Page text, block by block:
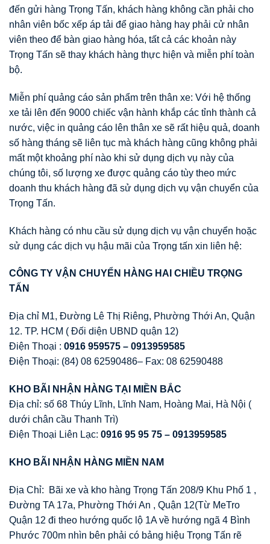
đến gửi hàng Trọng Tấn, khách hàng không cần phải cho
nhân viên bốc xếp áp tải để giao hàng hay phải cử nhân
viên theo để bàn giao hàng hóa, tất cả các khoản này
Trọng Tấn sẽ thay khách hàng thực hiện và miễn phí toàn
bộ.
Miễn phí quảng cáo sản phẩm trên thân xe: Với hệ thống
xe tải lên đến 9000 chiếc vận hành khắp các tỉnh thành cả
nước, việc in quảng cáo lên thân xe sẽ rất hiệu quả, doanh
số hàng tháng sẽ liên tục mà khách hàng cũng không phải
mất một khoảng phí nào khi sử dụng dịch vụ này của
chúng tôi, số lượng xe được quảng cáo tùy theo mức
doanh thu khách hàng đã sử dụng dịch vụ vận chuyển của
Trọng Tấn.
Khách hàng có nhu cầu sử dụng dịch vụ vận chuyển hoặc
sử dụng các dịch vụ hậu mãi của Trọng tấn xin liên hệ:
CÔNG TY VẬN CHUYỂN HÀNG HAI CHIỀU TRỌNG
TẤN
Địa chỉ M1, Đường Lê Thị Riêng, Phường Thới An, Quận
12. TP. HCM ( Đối diện UBND quận 12)
Điện Thoại : 0916 959575 – 0913959585
Điện Thoại: (84) 08 62590486– Fax: 08 62590488
KHO BÃI NHẬN HÀNG TẠI MIỀN BẮC
Địa chỉ: số 68 Thúy Lĩnh, Lĩnh Nam, Hoàng Mai, Hà Nội (
dưới chân cầu Thanh Trì)
Điện Thoại Liên Lạc: 0916 95 95 75 – 0913959585
KHO BÃI NHẬN HÀNG MIỀN NAM
Địa Chỉ: Bãi xe và kho hàng Trọng Tấn 208/9 Khu Phố 1 ,
Đường TA 17a, Phường Thới An , Quận 12(Từ MeTro
Quận 12 đi theo hướng quốc lộ 1A về hướng ngã 4 Bình
Phước 700m nhìn bên phải có bảng hiệu Trọng Tấn rẽ